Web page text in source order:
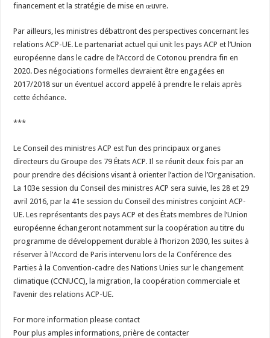
financement et la stratégie de mise en œuvre.
Par ailleurs, les ministres débattront des perspectives concernant les
relations ACP-UE. Le partenariat actuel qui unit les pays ACP et l’Union
européenne dans le cadre de l’Accord de Cotonou prendra fin en
2020. Des négociations formelles devraient être engagées en
2017/2018 sur un éventuel accord appelé à prendre le relais après
cette échéance.
***
Le Conseil des ministres ACP est l’un des principaux organes
directeurs du Groupe des 79 États ACP. Il se réunit deux fois par an
pour prendre des décisions visant à orienter l’action de l’Organisation.
La 103e session du Conseil des ministres ACP sera suivie, les 28 et 29
avril 2016, par la 41e session du Conseil des ministres conjoint ACP-
UE. Les représentants des pays ACP et des États membres de l’Union
européenne échangeront notamment sur la coopération au titre du
programme de développement durable à l’horizon 2030, les suites à
réserver à l’Accord de Paris intervenu lors de la Conférence des
Parties à la Convention-cadre des Nations Unies sur le changement
climatique (CCNUCC), la migration, la coopération commerciale et
l’avenir des relations ACP-UE.
For more information please contact
Pour plus amples informations, prière de contacter